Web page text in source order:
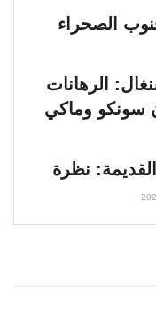
الصحراء
الرهانات
سونكو وماكي
القديمة: نظرة